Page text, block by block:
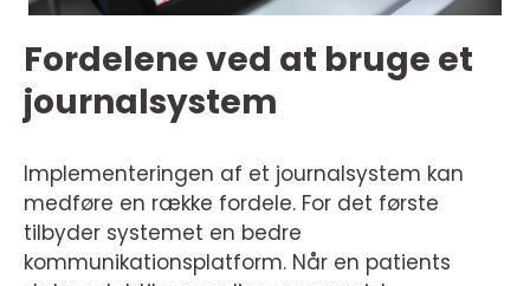
Fordelene ved at bruge et
journalsystem
Implementeringen af et journalsystem kan
medføre en række fordele. For det første
tilbyder systemet en bedre
kommunikationsplatform. Når en patients